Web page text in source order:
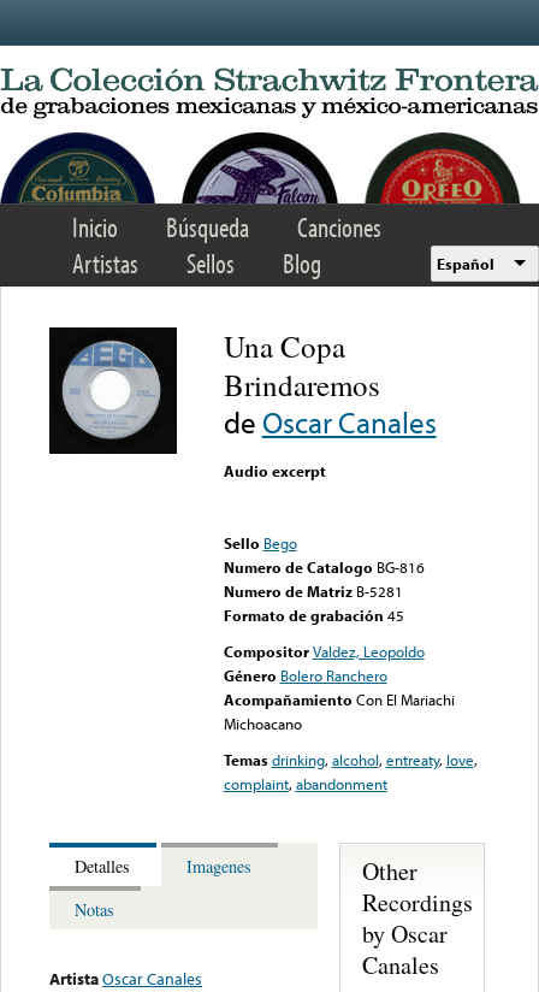
Inicio Búsqueda
Canciones
Artistas
Sellos Blog Español
Una Copa
Brindaremos
de Oscar Canales
Audio excerpt
Sello Bego
Numero de Catalogo BG-816
Numero de Matriz B-5281
Formato de grabación 45
Compositor Valdez, Leopoldo
Género Bolero Ranchero
Acompañamiento Con El Mariachi
Michoacano
Temas drinking,alcohol,entreaty, love,
complaint,abandonment
Detalles
Imagenes
Notas
ArtistaOscar Canales
Other
Recordings
by Oscar
Canales